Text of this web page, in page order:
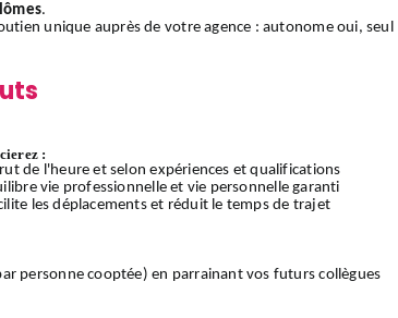
.
unique auprès de votre agence : autonome oui, seul
:
de l'heure et selon expériences et qualifications
vie professionnelle et vie personnelle garanti
les déplacements et réduit le temps de trajet
personne cooptée) en parrainant vos futurs collègues